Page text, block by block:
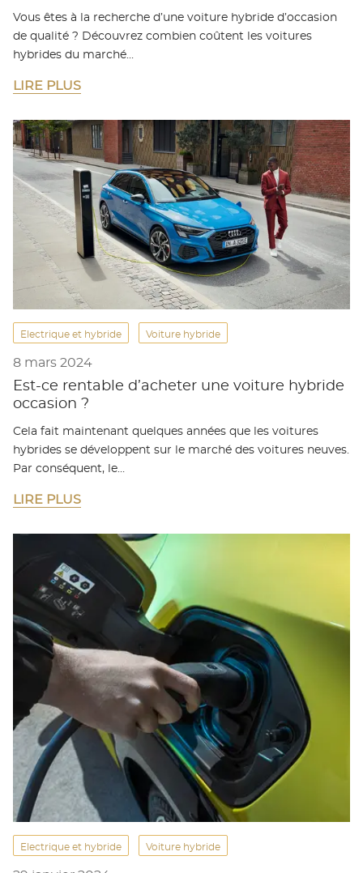
Vous êtes à la recherche d’une voiture hybride d’occasion
de qualité ? Découvrez combien coûtent les voitures
hybrides du marché…
LIRE PLUS
Electrique et hybride Voiture hybride
8 mars 2024
Est-ce rentable d’acheter une voiture hybride
occasion ?
Cela fait maintenant quelques années que les voitures
hybrides se développent sur le marché des voitures neuves.
Par conséquent, le…
LIRE PLUS
Electrique et hybride Voiture hybride